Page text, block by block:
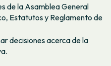
de la Asamblea General
Estatutos y Reglamento de
decisiones acerca de la